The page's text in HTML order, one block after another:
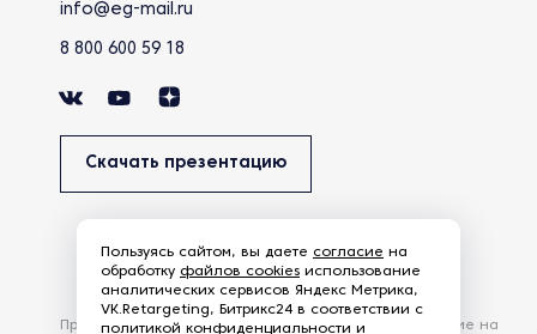
info@eg-mail.ru
8 800 600 59 18
Скачать презентацию
Продолжая использовать наш сайт, вы даете согласие на
Пользуясь сайтом, вы даете согласие на
обработку файлов cookies использование
аналитических сервисов Яндекс Метрика,
VK.Retargeting, Битрикс24 в соответствии с
политикой конфиденциальности и